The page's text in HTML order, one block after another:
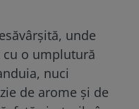
unde
o umplutură
nuci
de arome și de